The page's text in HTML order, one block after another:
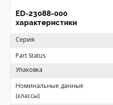
ED-23088-000
характеристики
Серия
Part Status
Упаковка
Номинальные данные
(классы)